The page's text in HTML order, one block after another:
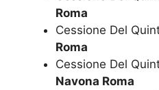
Roma
Cessione Del
Roma
Cessione Del
Navona Roma